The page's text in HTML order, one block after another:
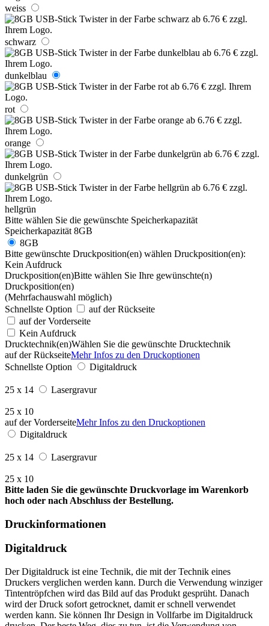
weiss
schwarz
dunkelblau
rot
orange
dunkelgrün
hellgrün
Bitte wählen Sie die gewünschte Speicherkapazität
Speicherkapazität 8GB
8GB
Bitte gewünschte Druckposition(en) wählen Druckposition(en):
Kein Aufdruck
Druckposition(en)Bitte wählen Sie Ihre gewünschte(n)
Druckposition(en)
(Mehrfachauswahl möglich)
Schnellste Option
auf der Rückseite
auf der Vorderseite
Kein Aufdruck
Drucktechnik(en)Wählen Sie die gewünschte Drucktechnik
auf der RückseiteMehr Infos zu den Druckoptionen
Schnellste Option
Digitaldruck
25 x 14 Lasergravur
25 x 10
auf der VorderseiteMehr Infos zu den Druckoptionen
Digitaldruck
25 x 14 Lasergravur
25 x 10
Bitte laden Sie die gewünschte Druckvorlage im Warenkorb
hoch oder nach Abschluss der Bestellung.
Druckinformationen
Digitaldruck
Der Digitaldruck ist eine Technik, die mit der Technik eines
Druckers verglichen werden kann. Durch die Verwendung winziger
Tintentröpfchen wird das Bild auf das Produkt gesprüht. Danach
wird der Druck sofort getrocknet, damit er schnell verwendet
werden kann. Sie können Ihr Design in Vollfarbe im Digitaldruck